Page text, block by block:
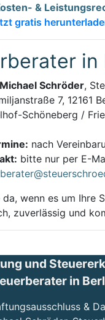
&
gratis
in
Schröder,
7, 12161
Schöneberg /
nach
bitte nur per E-
wenn es um Ihre
zuverlässig und
und
in
&